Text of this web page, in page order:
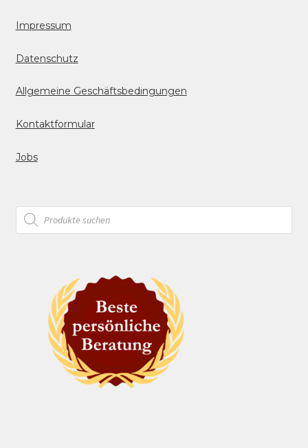
Impressum
Datenschutz
Allgemeine Geschäftsbedingungen
Kontaktformular
Jobs
Products
search